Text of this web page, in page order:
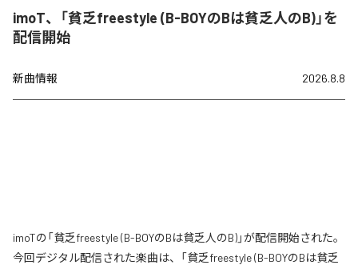
imoT、「貧乏freestyle (B-BOYのBは貧乏人のB)」を
配信開始
新曲情報 2026.8.8
imoTの「貧乏freestyle (B-BOYのBは貧乏人のB)」が配信開始された。
今回デジタル配信された楽曲は、「貧乏freestyle (B-BOYのBは貧乏